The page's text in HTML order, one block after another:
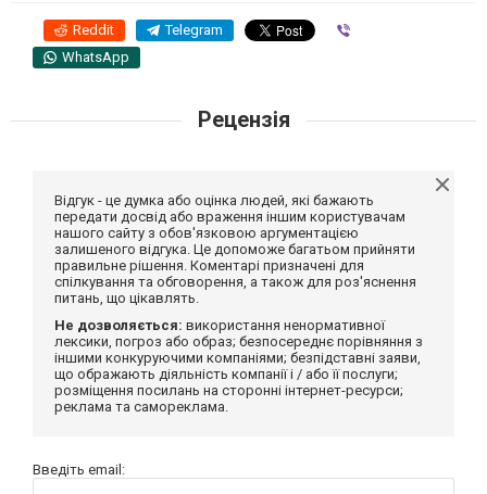
Reddit Telegram
WhatsApp
Рецензія
Відгук - це думка або оцінка людей, які бажають
передати досвід або враження іншим користувачам
нашого сайту з обов'язковою аргументацією
залишеного відгука. Це допоможе багатьом прийняти
правильне рішення. Коментарі призначені для
спілкування та обговорення, а також для роз'яснення
питань, що цікавлять.
Не дозволяється: використання ненормативної
лексики, погроз або образ; безпосереднє порівняння з
іншими конкуруючими компаніями; безпідставні заяви,
що ображають діяльність компанії і / або її послуги;
розміщення посилань на сторонні інтернет-ресурси;
реклама та самореклама.
Введіть email: